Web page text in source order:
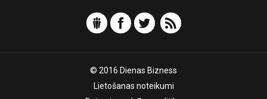
© 2016 Dienas Bizness
Lietošanas noteikumi